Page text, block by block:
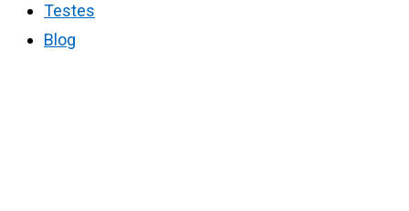
Testes
Blog